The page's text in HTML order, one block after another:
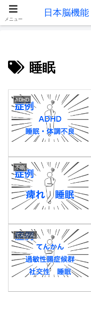
睡眠
ADHD
不眠
てんかん
メニュー